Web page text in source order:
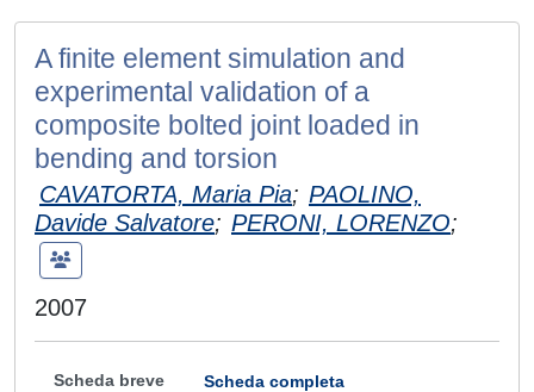
A finite element simulation and
experimental validation of a
composite bolted joint loaded in
bending and torsion
CAVATORTA, Maria Pia; PAOLINO,
Davide Salvatore; PERONI, LORENZO;
2007
Scheda breve Scheda completa